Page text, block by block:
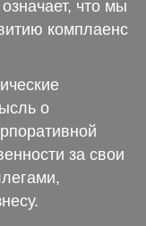
что мы
комплаенс
о
за свои